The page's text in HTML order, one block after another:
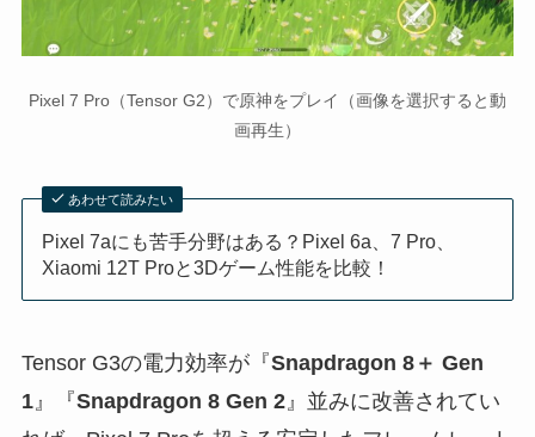
Pixel 7 Pro（Tensor G2）で原神をプレイ（画像を選択すると動
画再生）
あわせて読みたい
Pixel 7aにも苦手分野はある？Pixel 6a、7 Pro、
Xiaomi 12T Proと3Dゲーム性能を比較！
Tensor G3の電力効率が『Snapdragon 8＋ Gen
1』『Snapdragon 8 Gen 2』並みに改善されてい